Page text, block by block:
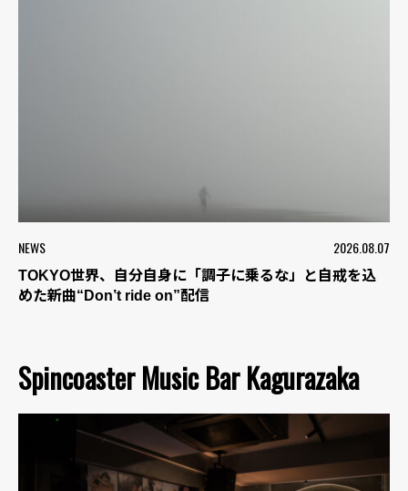
NEWS 2026.08.07
TOKYO世界、自分自身に「調子に乗るな」と自戒を込
めた新曲“Don’t ride on”配信
Spincoaster Music Bar Kagurazaka